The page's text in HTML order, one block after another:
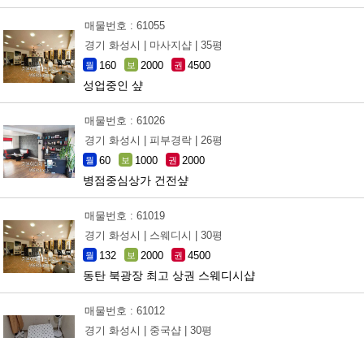
매물번호 : 61055
경기 화성시 |
마사지샵 | 35평
월 160 보 2000 권 4500
성업중인 샾
매물번호 : 61026
경기 화성시 |
피부경락 | 26평
월 60 보 1000 권 2000
병점중심상가 건전샾
매물번호 : 61019
경기 화성시 |
스웨디시 | 30평
월 132 보 2000 권 4500
동탄 북광장 최고 상권 스웨디시샵
매물번호 : 61012
경기 화성시 |
중국샵 | 30평